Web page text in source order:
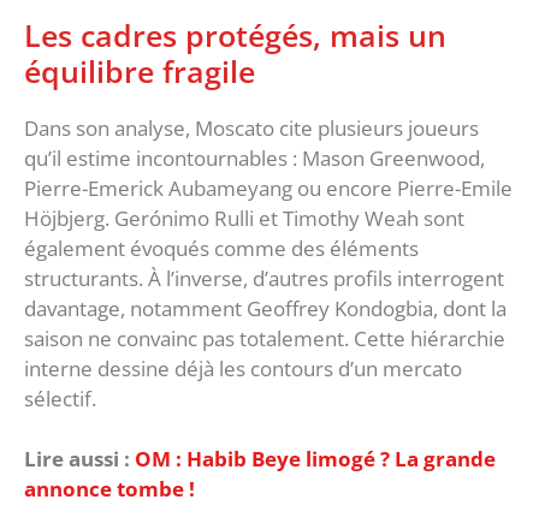
‎Les cadres protégés, mais un
équilibre fragile
‎Dans son analyse, Moscato cite plusieurs joueurs
qu’il estime incontournables : Mason Greenwood,
Pierre-Emerick Aubameyang ou encore Pierre-Emile
Höjbjerg. Gerónimo Rulli et Timothy Weah sont
également évoqués comme des éléments
structurants. ‎À l’inverse, d’autres profils interrogent
davantage, notamment Geoffrey Kondogbia, dont la
saison ne convainc pas totalement. Cette hiérarchie
interne dessine déjà les contours d’un mercato
sélectif. ‎
Lire aussi : OM : Habib Beye limogé ? La grande
annonce tombe !